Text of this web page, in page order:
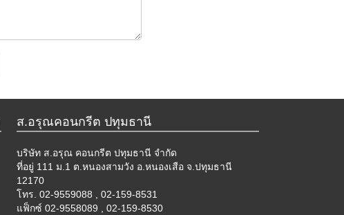
ส.อรุณคอนกรีต ปทุมธานี
บริษัท ส.อรุณ คอนกรีต ปทุมธานี จำกัด
ที่อยู่ 111 ม.1 ต.หนองสามวัง อ.หนองเสือ จ.ปทุมธานี
12170
โทร. 02-9559088 , 02-159-8531
แฟ็กซ์ 02-9558089 , 02-159-8530